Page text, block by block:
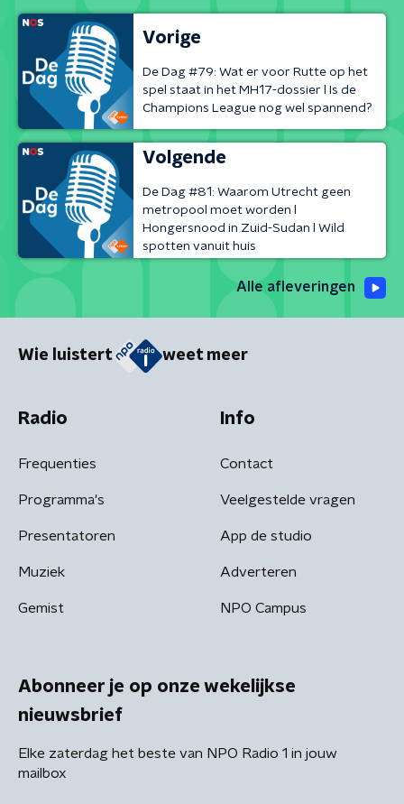
Vorige
De Dag #79: Wat er voor Rutte op het
spel staat in het MH17-dossier l Is de
Champions League nog wel spannend?
Volgende
De Dag #81: Waarom Utrecht geen
metropool moet worden l
Hongersnood in Zuid-Sudan l Wild
spotten vanuit huis
Alle afleveringen
Wie luistert weet meer
Radio
Frequenties
Programma's
Presentatoren
Muziek
Gemist
Info
Contact
Veelgestelde vragen
App de studio
Adverteren
NPO Campus
Abonneer je op onze wekelijkse
nieuwsbrief
Elke zaterdag het beste van NPO Radio 1 in jouw
mailbox